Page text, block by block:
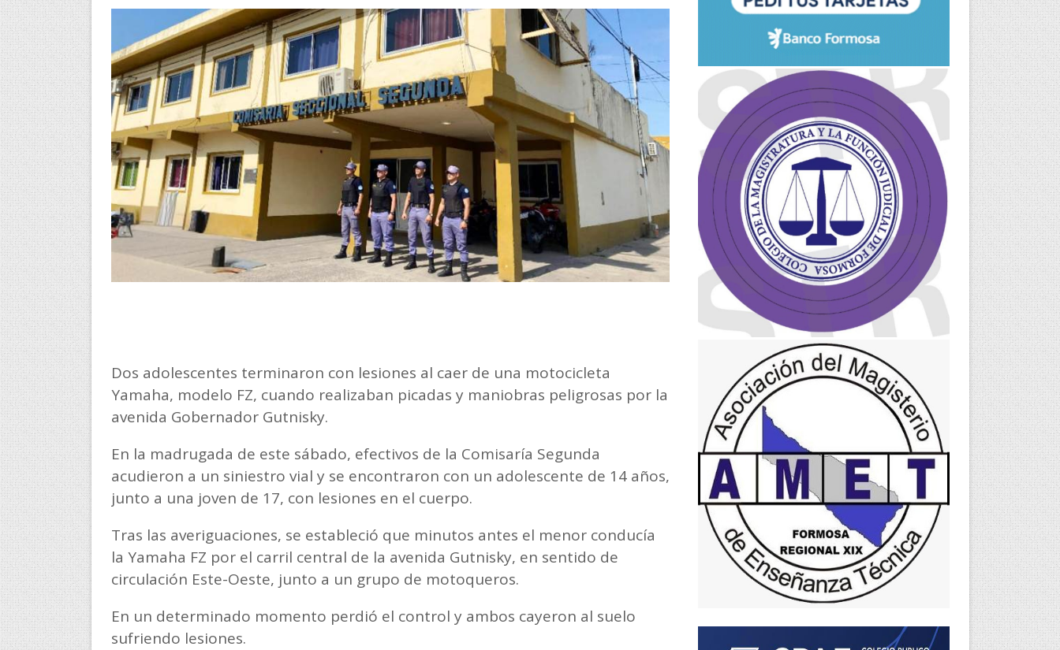
Dos adolescentes terminaron con lesiones al caer de una motocicleta
Yamaha, modelo FZ, cuando realizaban picadas y maniobras peligrosas por la
avenida Gobernador Gutnisky.
En la madrugada de este sábado, efectivos de la Comisaría Segunda
acudieron a un siniestro vial y se encontraron con un adolescente de 14 años,
junto a una joven de 17, con lesiones en el cuerpo.
Tras las averiguaciones, se estableció que minutos antes el menor conducía
la Yamaha FZ por el carril central de la avenida Gutnisky, en sentido de
circulación Este-Oeste, junto a un grupo de motoqueros.
En un determinado momento perdió el control y ambos cayeron al suelo
sufriendo lesiones.